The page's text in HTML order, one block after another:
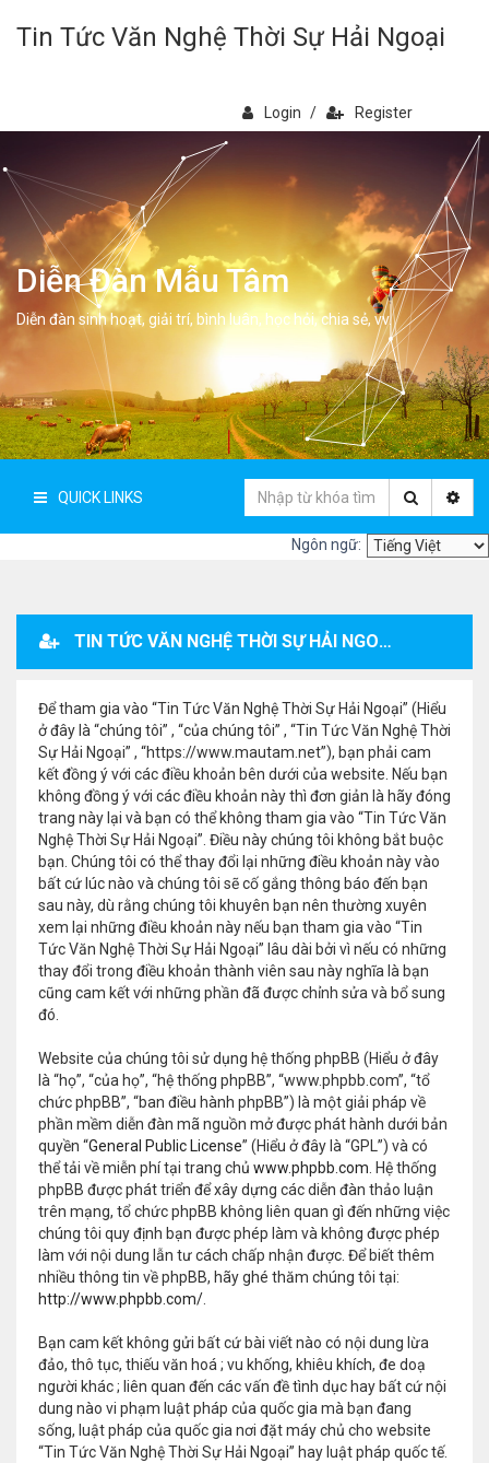
Tin Tức Văn Nghệ Thời Sự Hải Ngoại
Login / Register
Diễn Đàn Mẫu Tâm
Diễn đàn sinh hoạt, giải trí, bình luân, học hỏi, chia sẻ, vv.
QUICK LINKS
Ngôn ngữ:
TIN TỨC VĂN NGHỆ THỜI SỰ HẢI NGOẠI - ĐĂNG KÝ THÀNH VIÊN
Để tham gia vào “Tin Tức Văn Nghệ Thời Sự Hải Ngoại” (Hiểu
ở đây là “chúng tôi” , “của chúng tôi” , “Tin Tức Văn Nghệ Thời
Sự Hải Ngoại” , “https://www.mautam.net”), bạn phải cam
kết đồng ý với các điều khoản bên dưới của website. Nếu bạn
không đồng ý với các điều khoản này thì đơn giản là hãy đóng
trang này lại và bạn có thể không tham gia vào “Tin Tức Văn
Nghệ Thời Sự Hải Ngoại”. Điều này chúng tôi không bắt buộc
bạn. Chúng tôi có thể thay đổi lại những điều khoản này vào
bất cứ lúc nào và chúng tôi sẽ cố gắng thông báo đến bạn
sau này, dù rằng chúng tôi khuyên bạn nên thường xuyên
xem lại những điều khoản này nếu bạn tham gia vào “Tin
Tức Văn Nghệ Thời Sự Hải Ngoại” lâu dài bởi vì nếu có những
thay đổi trong điều khoản thành viên sau này nghĩa là bạn
cũng cam kết với những phần đã được chỉnh sửa và bổ sung
đó.
Website của chúng tôi sử dụng hệ thống phpBB (Hiểu ở đây
là “họ”, “của họ”, “hệ thống phpBB”, “www.phpbb.com”, “tổ
chức phpBB”, “ban điều hành phpBB”) là một giải pháp về
phần mềm diễn đàn mã nguồn mở được phát hành dưới bản
quyền “General Public License” (Hiểu ở đây là “GPL”) và có
thể tải về miễn phí tại trang chủ www.phpbb.com . Hệ thống
phpBB được phát triển để xây dựng các diễn đàn thảo luận
trên mạng, tổ chức phpBB không liên quan gì đến những việc
chúng tôi quy định bạn được phép làm và không được phép
làm với nội dung lẫn tư cách chấp nhận được. Để biết thêm
nhiều thông tin về phpBB, hãy ghé thăm chúng tôi tại:
http://www.phpbb.com/
Bạn cam kết không gửi bất cứ bài viết nào có nội dung lừa
đảo, thô tục, thiếu văn hoá ; vu khống, khiêu khích, đe doạ
người khác ; liên quan đến các vấn đề tình dục hay bất cứ nội
dung nào vi phạm luật pháp của quốc gia mà bạn đang
sống, luật pháp của quốc gia nơi đặt máy chủ cho website
“Tin Tức Văn Nghệ Thời Sự Hải Ngoại” hay luật pháp quốc tế.